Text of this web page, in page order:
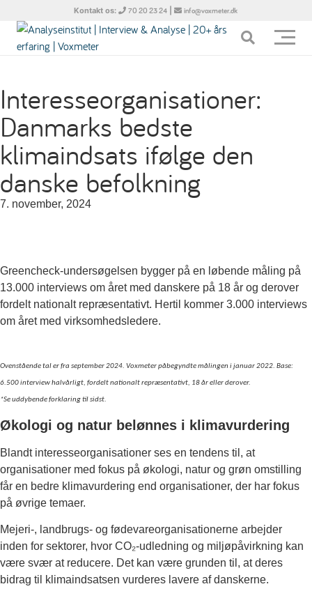
Kontakt os: 70 20 23 24 | info@voxmeter.dk
Interesseorganisationer:
Danmarks bedste
klimaindsats ifølge den
danske befolkning
7. november, 2024
Greencheck-undersøgelsen bygger på en løbende måling på
13.000 interviews om året med danskere på 18 år og derover
fordelt nationalt repræsentativt. Hertil kommer 3.000 interviews
om året med virksomhedsledere.
Ovenstående tal er fra september 2024. Voxmeter påbegyndte målingen i januar 2022. Base:
6.500 interview halvårligt, fordelt nationalt repræsentativt, 18 år eller derover.
*Se uddybende forklaring til sidst.
Økologi og natur belønnes i klimavurdering
Blandt interesseorganisationer ses en tendens til, at
organisationer med fokus på økologi, natur og grøn omstilling
får en bedre klimavurdering end organisationer, der har fokus
på øvrige temaer.
Mejeri-, landbrugs- og fødevareorganisationerne arbejder
inden for sektorer, hvor CO₂-udledning og miljøpåvirkning kan
være svær at reducere. Det kan være grunden til, at deres
bidrag til klimaindsatsen vurderes lavere af danskerne.